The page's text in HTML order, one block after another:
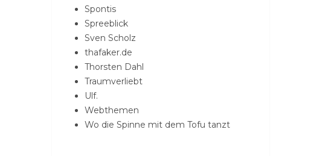
Spontis
Spreeblick
Sven Scholz
thafaker.de
Thorsten Dahl
Traumverliebt
Ulf.
Webthemen
Wo die Spinne mit dem Tofu tanzt